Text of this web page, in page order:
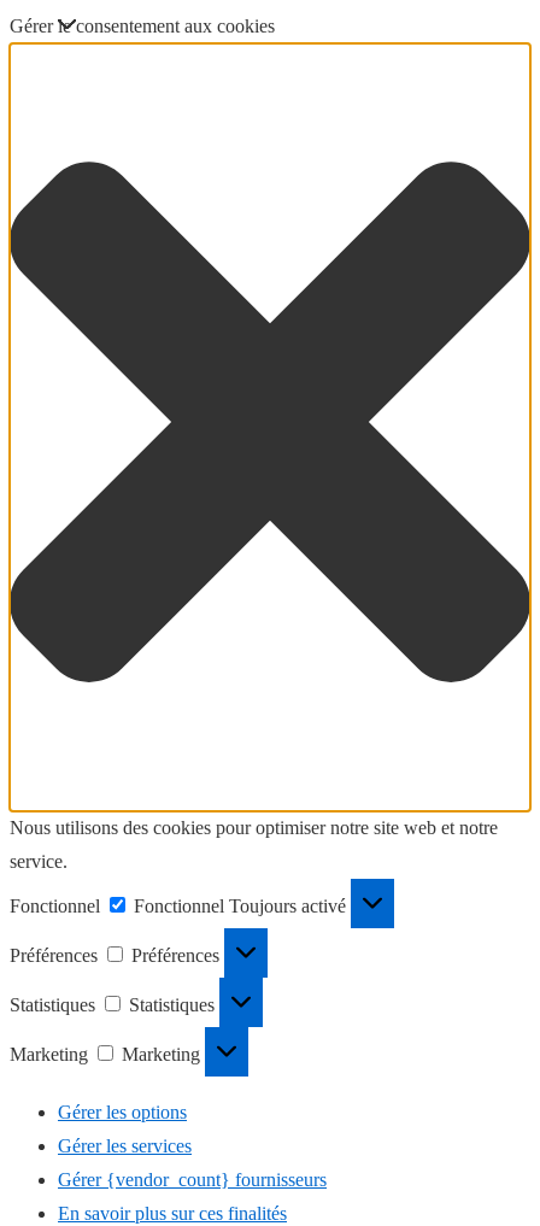
Gérer le consentement aux cookies
Nous utilisons des cookies pour optimiser notre site web et notre
service.
Fonctionnel Fonctionnel Toujours activé
Préférences Préférences
Statistiques Statistiques
Marketing Marketing
Gérer les options
Gérer les services
Gérer {vendor_count} fournisseurs
En savoir plus sur ces finalités